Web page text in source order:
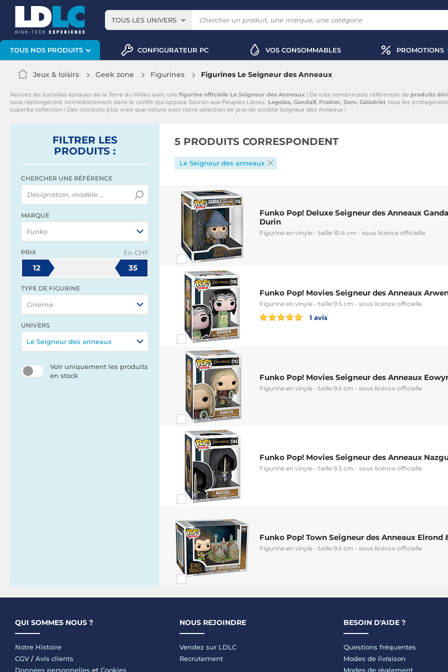
TOUS LES UNIVERS
TOUS NOS PRODUITS CONFIGURATEUR PC VOS CONSOMMABLES PROMOTIONS
Jeux & loisirs Geek zone Figurines Figurines Le Seigneur des Anneaux
Revivez les batailles épiques de la Terre du Milieu avec une figurine officielle Le Seigneur des Anneaux ! De très nombreuses références de produits
vous replongeront immédiatement dans le conflit qui oppose Sauron aux Peuples Libres. Legolas, Gandalf, Frodon, Sam, Galadriel, tous les
superbe collection ! Des combats plus vrais que nature avec notre sélection de jeux de société Seigneur des Anneaux !
FILTRER LES
PRODUITS :
CHERCHER UNE RÉFÉRENCE
MARQUE
Funko
PRIX En CHF
12 35
TYPE DE FIGURINE
Cinéma
UNIVERS
Le Seigneur des anneaux
Voir uniquement les produits
en stock
5 PRODUITS CORRESPONDENT
Le Seigneur des anneaux
Funko Pop! Deluxe Seigneur des Anneaux
Durin
Figurine en vinyle - taille 10.4 cm - sous licence officielle
Funko Pop! Movies Seigneur des Anneaux
Figurine en vinyle - taille 9.5 cm - sous licence officielle
1 avis
Funko Pop! Movies Seigneur des Anneaux
Figurine en vinyle - taille 9.5 cm - sous licence officielle
Funko Pop! Movies Seigneur des Anneaux
Figurine en vinyle - taille 9.5 cm - sous licence officielle
Funko Pop! Town Seigneur des Anneaux Elrond
Figurine en vinyle - taille 9.5 cm - sous licence officielle
QUI SOMMES NOUS ?
Notre Histoire
CGV / Avis clients
Données personnelles et Cookies
NOUS REJOINDRE
Vendez sur LDLC
Recrutement
BESOIN D'AIDE ?
Questions fréquentes
Modes de livraison
Modes de règlement